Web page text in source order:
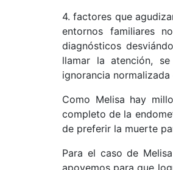
4. factores que
entornos familiares
diagnósticos
llamar la atención,
ignorancia normalizada
Como Melisa hay
completo de la
de preferir la muerte
Para el caso de
apoyemos para que